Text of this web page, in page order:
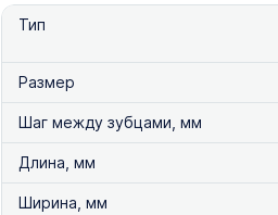
Тип
Размер
Шаг между зубцами, мм
Длина, мм
Ширина, мм